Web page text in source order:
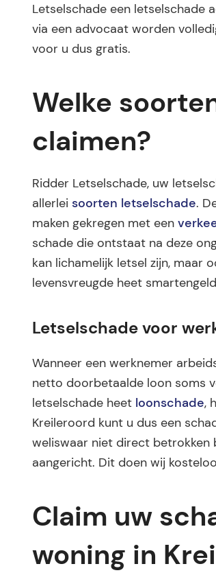
Letselschade een letselschade
via een advocaat worden
voor u dus gratis.
Welke
claimen?
Ridder Letselschade, uw
allerlei soorten letselschade.
maken gekregen met een
schade die ontstaat na deze
kan lichamelijk letsel zijn, maar
levensvreugde heet
Letselschade voor
Wanneer een werknemer
netto doorbetaalde loon soms
letselschade heet loonschade,
Kreileroord kunt u dus een
weliswaar niet direct betrokken
aangericht. Dit doen wij
Claim uw
woning in